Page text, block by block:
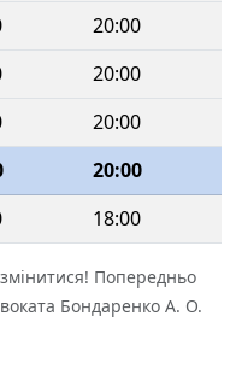
20:00
20:00
20:00
20:00
18:00
Попередньо
Бондаренко А. О.